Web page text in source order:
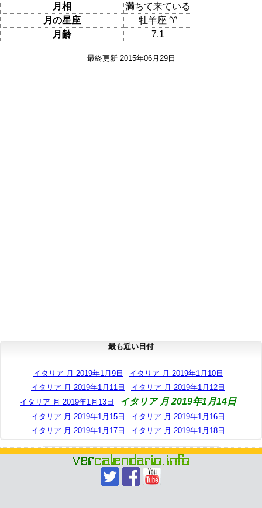
月相
満ちて来ている
月の星座
牡羊座 ♈
月齢
7.1
最終更新 2015年06月29日
最も近い日付
イタリア 月 2019年1月9日
イタリア 月 2019年1月10日
イタリア 月 2019年1月11日
イタリア 月 2019年1月12日
イタリア 月 2019年1月13日
イタリア 月 2019年1月14日
イタリア 月 2019年1月15日
イタリア 月 2019年1月16日
イタリア 月 2019年1月17日
イタリア 月 2019年1月18日